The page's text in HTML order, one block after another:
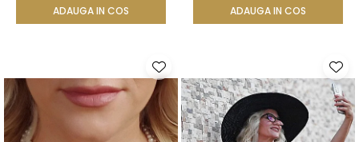
ADAUGA IN COS ADAUGA IN COS